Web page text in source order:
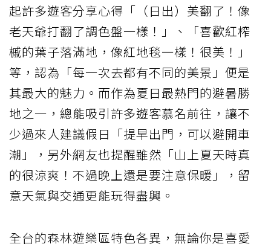
起許多遊客分享心得「（日出）美翻了！像
老天爺打翻了調色盤一樣！」、「喜歡紅榨
槭的葉子落滿地，像紅地毯一樣！很美！」
等，認為「每一次去都有不同的美景」便是
其最大的魅力。而作為夏日最熱門的避暑勝
地之一，總能吸引許多遊客慕名前往，讓不
少過來人建議假日「提早出門，可以避開車
潮」，另外網友也提醒雖然「山上夏天時真
的很涼爽！不過晚上還是要注意保暖」，留
意天氣與交通更能玩得盡興。
全台的森林遊樂區特色各異，無論你是喜愛